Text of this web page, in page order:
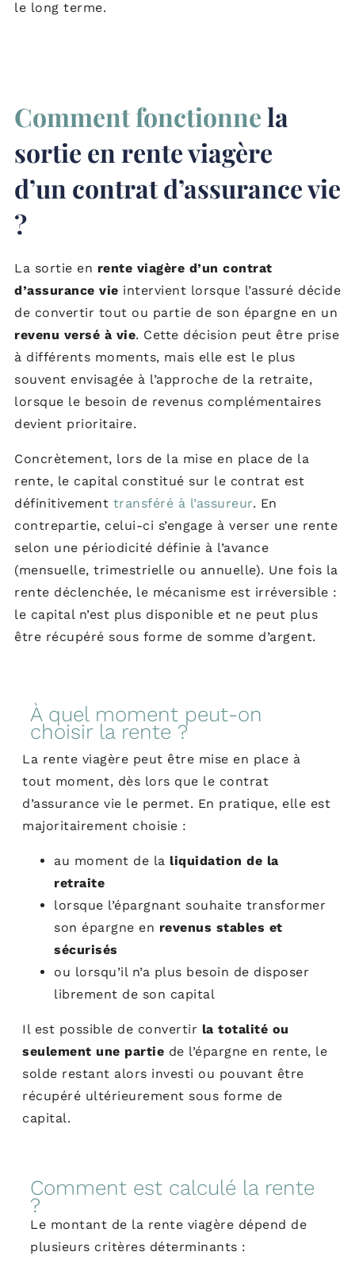
le long terme.
Comment fonctionnela
sortie en rente viagère
d’un contrat d’assurance vie
?
La sortie en rente viagère d’un contrat
d’assurance vie intervient lorsque l’assuré décide
de convertir tout ou partie de son épargne en un
revenu versé à vie. Cette décision peut être prise
à différents moments, mais elle est le plus
souvent envisagée à l’approche de la retraite,
lorsque le besoin de revenus complémentaires
devient prioritaire.
Concrètement, lors de la mise en place de la
rente, le capital constitué sur le contrat est
définitivement transféré à l’assureur. En
contrepartie, celui-ci s’engage à verser une rente
selon une périodicité définie à l’avance
(mensuelle, trimestrielle ou annuelle). Une fois la
rente déclenchée, le mécanisme est irréversible :
le capital n’est plus disponible et ne peut plus
être récupéré sous forme de somme d’argent.
À quel moment peut-on
choisir la rente ?
La rente viagère peut être mise en place à
tout moment, dès lors que le contrat
d’assurance vie le permet. En pratique, elle est
majoritairement choisie :
au moment de la liquidation de la
retraite
lorsque l’épargnant souhaite transformer
son épargne en revenus stables et
sécurisés
ou lorsqu’il n’a plus besoin de disposer
librement de son capital
Il est possible de convertir la totalité ou
seulement une partie de l’épargne en rente, le
solde restant alors investi ou pouvant être
récupéré ultérieurement sous forme de
capital.
Comment est calculé la rente
?
Le montant de la rente viagère dépend de
plusieurs critères déterminants :